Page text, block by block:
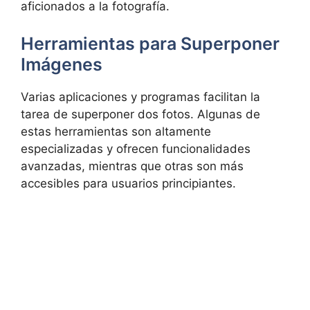
aficionados a la fotografía.
Herramientas para Superponer
Imágenes
Varias aplicaciones y programas facilitan la
tarea de superponer dos fotos. Algunas de
estas herramientas son altamente
especializadas y ofrecen funcionalidades
avanzadas, mientras que otras son más
accesibles para usuarios principiantes.